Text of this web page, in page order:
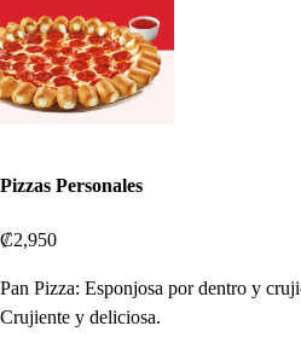
Pizzas Personales
₡2,950
Pan Pizza: Esponjosa por dentro y
Crujiente y deliciosa.